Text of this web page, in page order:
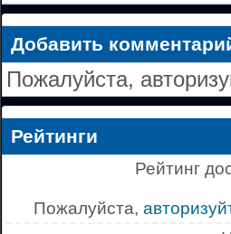
Добавить
Пожалуйста,
Рейтинги
Рейтинг
Пожалуйста,